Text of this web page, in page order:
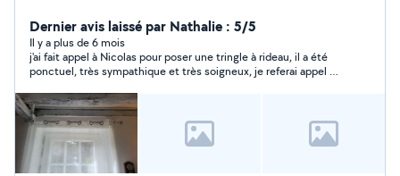
entretien d'un véhicule. j'ai une voiture et une remorque
et l'envie de rendre service ;)
Dernier avis laissé par Nathalie : 5/5
Il y a plus de 6 mois
j'ai fait appel à Nicolas pour poser une tringle à rideau, il a été
ponctuel, très sympathique et très soigneux, je referai appel à